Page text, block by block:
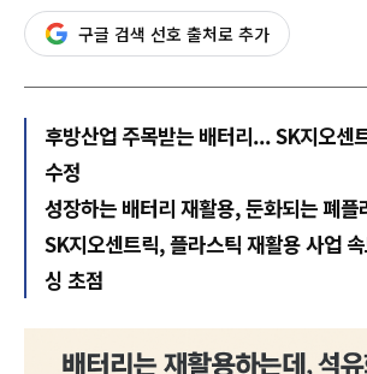
구글 검색 선호 출처로 추가
후방산업 주목받는 배터리... SK지오센
수정
성장하는 배터리 재활용, 둔화되는 폐플
SK지오센트릭, 플라스틱 재활용 사업
싱 초점